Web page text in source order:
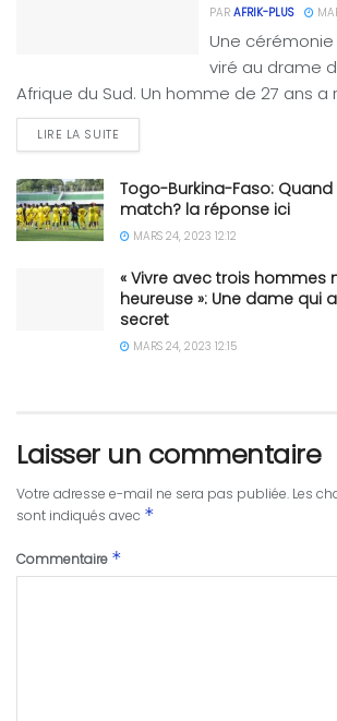
PAR AFRIK-PLUS
Une
viré au drame
Afrique du Sud. Un homme de 27 ans a
LIRE LA SUITE
Togo-Burkina-Faso:
match? la réponse ici
MARS 24, 2023 12:12
« Vivre avec trois hommes
heureuse »: Une dame qui
secret
MARS 24, 2023 12:15
Laisser un commentaire
Votre adresse e-mail ne sera pas publiée. Les
sont indiqués avec *
Commentaire *